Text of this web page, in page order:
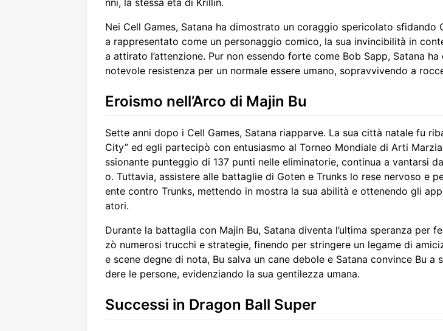
nni, la stessa età di Krillin.
Nei Cell Games, Satana ha dimostrato un coraggio spericolato sfidando
a rappresentato come un personaggio comico, la sua invincibilità in
a attirato l’attenzione. Pur non essendo forte come Bob Sapp, Satana
notevole resistenza per un normale essere umano, sopravvivendo a
Eroismo nell’Arco di Majin Bu
Sette anni dopo i Cell Games, Satana riapparve. La sua città natale fu
City” ed egli partecipò con entusiasmo al Torneo Mondiale di Arti
ssionante punteggio di 137 punti nelle eliminatorie, continua a vantarsi
o. Tuttavia, assistere alle battaglie di Goten e Trunks lo rese nervoso e
ente contro Trunks, mettendo in mostra la sua abilità e ottenendo gli
atori.
Durante la battaglia con Majin Bu, Satana diventa l’ultima speranza per
zò numerosi trucchi e strategie, finendo per stringere un legame di
e scene degne di nota, Bu salva un cane debole e Satana convince Bu a
dere le persone, evidenziando la sua gentilezza umana.
Successi in Dragon Ball Super